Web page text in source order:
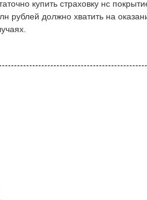
купить страховку нс
рублей должно хватить на